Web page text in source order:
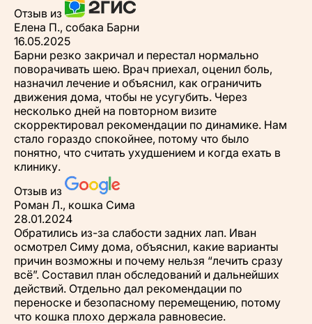
Отзыв из
Елена П., собака Барни
16.05.2025
Барни резко закричал и перестал нормально
поворачивать шею. Врач приехал, оценил боль,
назначил лечение и объяснил, как ограничить
движения дома, чтобы не усугубить. Через
несколько дней на повторном визите
скорректировал рекомендации по динамике. Нам
стало гораздо спокойнее, потому что было
понятно, что считать ухудшением и когда ехать в
клинику.
Отзыв из
Роман Л., кошка Сима
28.01.2024
Обратились из-за слабости задних лап. Иван
осмотрел Симу дома, объяснил, какие варианты
причин возможны и почему нельзя “лечить сразу
всё”. Составил план обследований и дальнейших
действий. Отдельно дал рекомендации по
переноске и безопасному перемещению, потому
что кошка плохо держала равновесие.